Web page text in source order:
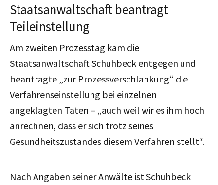
Staatsanwaltschaft beantragt
Teileinstellung
Am zweiten Prozesstag kam die
Staatsanwaltschaft Schuhbeck entgegen und
beantragte „zur Prozessverschlankung“ die
Verfahrenseinstellung bei einzelnen
angeklagten Taten – „auch weil wir es ihm hoch
anrechnen, dass er sich trotz seines
Gesundheitszustandes diesem Verfahren stellt“.
Nach Angaben seiner Anwälte ist Schuhbeck